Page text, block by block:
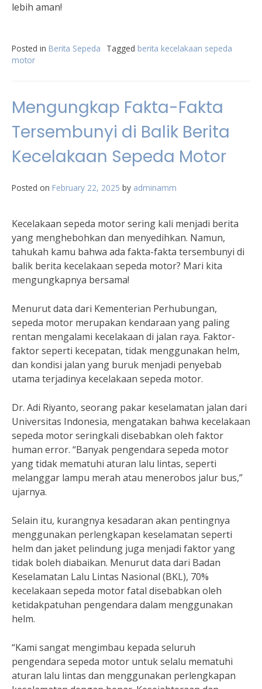
lebih aman!
Posted in Berita Sepeda Tagged berita kecelakaan sepeda
motor
Mengungkap Fakta-Fakta
Tersembunyi di Balik Berita
Kecelakaan Sepeda Motor
Posted on February 22, 2025 by adminamm
Kecelakaan sepeda motor sering kali menjadi berita
yang menghebohkan dan menyedihkan. Namun,
tahukah kamu bahwa ada fakta-fakta tersembunyi di
balik berita kecelakaan sepeda motor? Mari kita
mengungkapnya bersama!
Menurut data dari Kementerian Perhubungan,
sepeda motor merupakan kendaraan yang paling
rentan mengalami kecelakaan di jalan raya. Faktor-
faktor seperti kecepatan, tidak menggunakan helm,
dan kondisi jalan yang buruk menjadi penyebab
utama terjadinya kecelakaan sepeda motor.
Dr. Adi Riyanto, seorang pakar keselamatan jalan dari
Universitas Indonesia, mengatakan bahwa kecelakaan
sepeda motor seringkali disebabkan oleh faktor
human error. “Banyak pengendara sepeda motor
yang tidak mematuhi aturan lalu lintas, seperti
melanggar lampu merah atau menerobos jalur bus,”
ujarnya.
Selain itu, kurangnya kesadaran akan pentingnya
menggunakan perlengkapan keselamatan seperti
helm dan jaket pelindung juga menjadi faktor yang
tidak boleh diabaikan. Menurut data dari Badan
Keselamatan Lalu Lintas Nasional (BKL), 70%
kecelakaan sepeda motor fatal disebabkan oleh
ketidakpatuhan pengendara dalam menggunakan
helm.
“Kami sangat mengimbau kepada seluruh
pengendara sepeda motor untuk selalu mematuhi
aturan lalu lintas dan menggunakan perlengkapan